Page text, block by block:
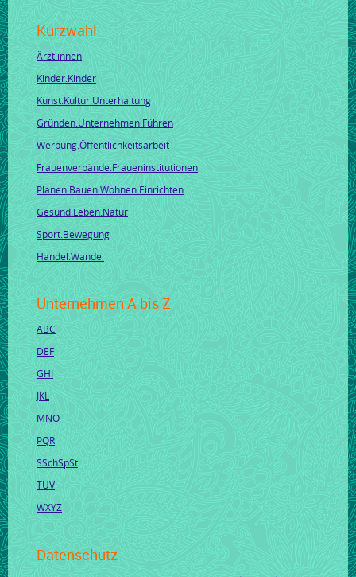
Kurzwahl
Ärzt.innen
Kinder.Kinder
Kunst.Kultur.Unterhaltung
Gründen.Unternehmen.Führen
Werbung.Öffentlichkeitsarbeit
Frauenverbände.Fraueninstitutionen
Planen.Bauen.Wohnen.Einrichten
Gesund.Leben.Natur
Sport.Bewegung
Handel.Wandel
Unternehmen A bis Z
ABC
DEF
GHI
JKL
MNO
PQR
SSchSpSt
TUV
WXYZ
Datenschutz